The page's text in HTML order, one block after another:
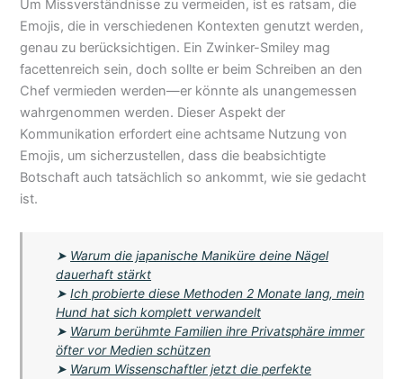
Um Missverständnisse zu vermeiden, ist es ratsam, die
Emojis, die in verschiedenen Kontexten genutzt werden,
genau zu berücksichtigen. Ein Zwinker-Smiley mag
facettenreich sein, doch sollte er beim Schreiben an den
Chef vermieden werden—er könnte als unangemessen
wahrgenommen werden. Dieser Aspekt der
Kommunikation erfordert eine achtsame Nutzung von
Emojis, um sicherzustellen, dass die beabsichtigte
Botschaft auch tatsächlich so ankommt, wie sie gedacht
ist.
➤ Warum die japanische Maniküre deine Nägel
dauerhaft stärkt
➤Ich probierte diese Methoden 2 Monate lang, mein
Hund hat sich komplett verwandelt
➤ Warum berühmte Familien ihre Privatsphäre immer
öfter vor Medien schützen
➤ Warum Wissenschaftler jetzt die perfekte